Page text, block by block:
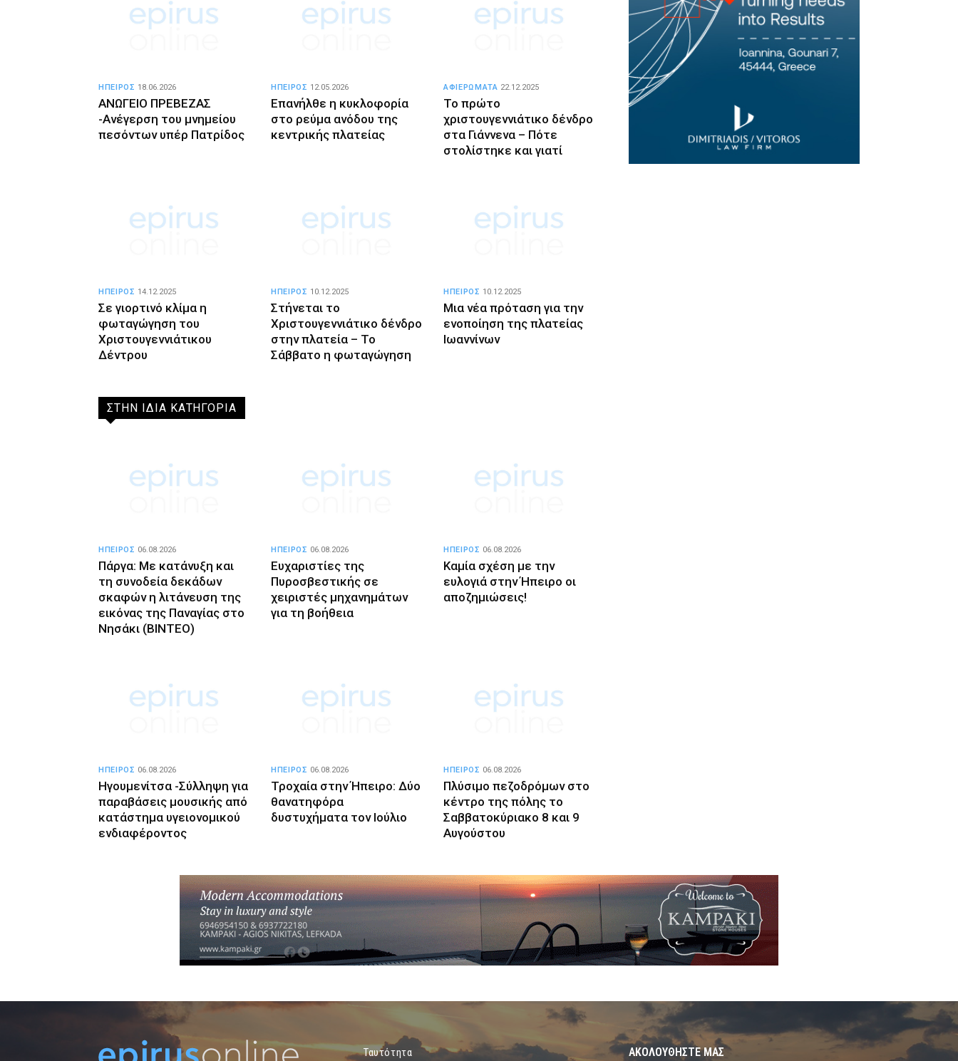
ΑΝΩΓΕΙΟ ΠΡΕΒΕΖΑΣ
-Ανέγερση του μνημείου
πεσόντων υπέρ Πατρίδος
ΗΠΕΙΡΟΣ 18.06.2026
Επανήλθε η κυκλοφορία
στο ρεύμα ανόδου της
κεντρικής πλατείας
ΗΠΕΙΡΟΣ 12.05.2026
Το πρώτο
χριστουγεννιάτικο δένδρο
στα Γιάννενα – Πότε
στολίστηκε και γιατί
ΑΦΙΕΡΩΜΑΤΑ 22.12.2025
Σε γιορτινό κλίμα η
φωταγώγηση του
Χριστουγεννιάτικου
Δέντρου
ΗΠΕΙΡΟΣ 14.12.2025
Στήνεται το
Χριστουγεννιάτικο δένδρο
στην πλατεία – Το
Σάββατο η φωταγώγηση
ΗΠΕΙΡΟΣ 10.12.2025
Μια νέα πρόταση για την
ενοποίηση της πλατείας
Ιωαννίνων
ΗΠΕΙΡΟΣ 10.12.2025
ΣΤΗΝ ΙΔΙΑ ΚΑΤΗΓΟΡΙΑ
Πάργα: Με κατάνυξη και
τη συνοδεία δεκάδων
σκαφών η λιτάνευση της
εικόνας της Παναγίας στο
Νησάκι (BINTEO)
ΗΠΕΙΡΟΣ 06.08.2026
Ευχαριστίες της
Πυροσβεστικής σε
χειριστές μηχανημάτων
για τη βοήθεια
ΗΠΕΙΡΟΣ 06.08.2026
Καμία σχέση με την
ευλογιά στην Ήπειρο οι
αποζημιώσεις!
ΗΠΕΙΡΟΣ 06.08.2026
Ηγουμενίτσα -Σύλληψη για
παραβάσεις μουσικής από
κατάστημα υγειονομικού
ενδιαφέροντος
ΗΠΕΙΡΟΣ 06.08.2026
Τροχαία στην Ήπειρο: Δύο
θανατηφόρα
δυστυχήματα τον Ιούλιο
ΗΠΕΙΡΟΣ 06.08.2026
Πλύσιμο πεζοδρόμων στο
κέντρο της πόλης το
Σαββατοκύριακο 8 και 9
Αυγούστου
ΗΠΕΙΡΟΣ 06.08.2026
Ταυτότητα ΑΚΟΛΟΥΘΗΣΤΕ ΜΑΣ